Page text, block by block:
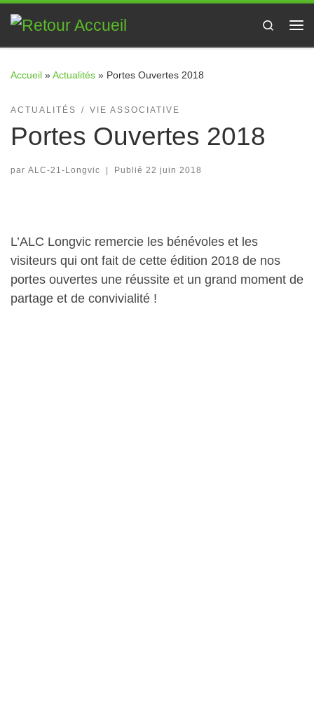
Passer au contenu
Search
Accueil »Actualités » Portes Ouvertes 2018
ACTUALITÉS VIE ASSOCIATIVE
Portes Ouvertes 2018
par ALC-21-Longvic | Publié 22 juin 2018
L’ALC Longvic remercie les bénévoles et les
visiteurs qui ont fait de cette édition 2018 de nos
portes ouvertes une réussite et un grand moment de
partage et de convivialité !